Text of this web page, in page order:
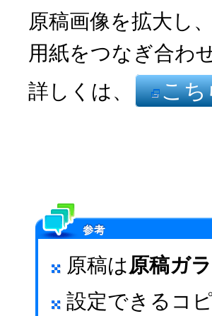
原稿画像を拡大し
用紙をつなぎ合わ
詳しくは、
こち
原稿は原稿ガ
設定できるコ